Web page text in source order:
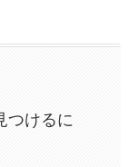
つけるに